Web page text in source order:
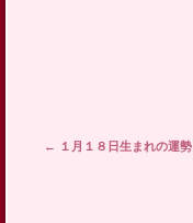
投稿ナビゲーション
← １月１８日生まれの運勢